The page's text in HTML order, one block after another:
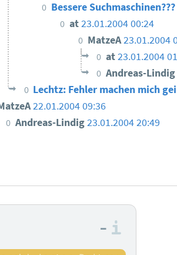
0 Bessere
0 at23.01.2004 00:24
0 MatzeA23.01.2004
0 at23.01.2004
0 Andreas-Lindig
0 Lechtz: Fehler machen mich
22.01.2004 09:36
0 Andreas-Lindig23.01.2004 20:49
–